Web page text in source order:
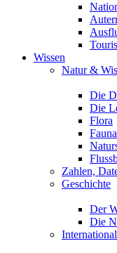
Wissen
Natur &
Die
Die
Flora
Fauna
Zahlen,
Geschichte
Der
Die